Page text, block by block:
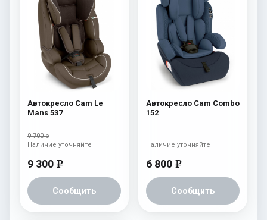
Автокресло Cam Le
Mans 537
9 700 р
9 300 e
Сообщить
Наличие уточняйте
Автокресло Cam Combo
152
6 800 e
Сообщить
Наличие уточняйте